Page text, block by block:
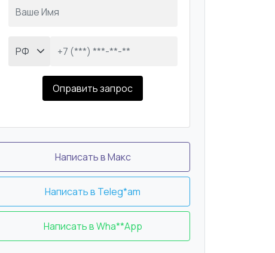
Оправить запрос
Написать в Макс
Написать в Teleg*am
Написать в Wha**App